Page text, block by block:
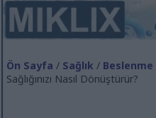
Ön Sayfa / Sağlık / Beslenme
Sağlığınızı Nasıl Dönüştürür?